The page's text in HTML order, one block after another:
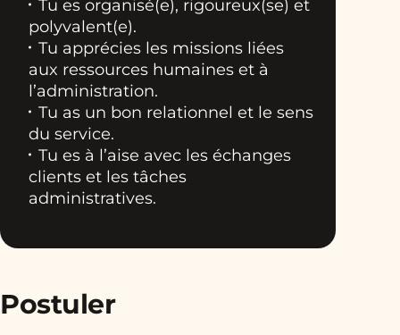
Tu es organisé(e), rigoureux(se) et
polyvalent(e).
Tu apprécies les missions liées
aux ressources humaines et à
l’administration.
Tu as un bon relationnel et le sens
du service.
Tu es à l’aise avec les échanges
clients et les tâches
administratives.
Postuler